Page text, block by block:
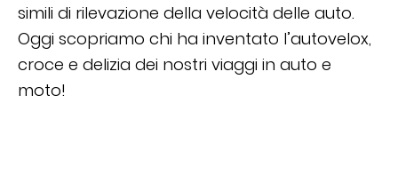
simili di rilevazione della velocità delle auto.
Oggi scopriamo chi ha inventato l’autovelox,
croce e delizia dei nostri viaggi in auto e
moto!